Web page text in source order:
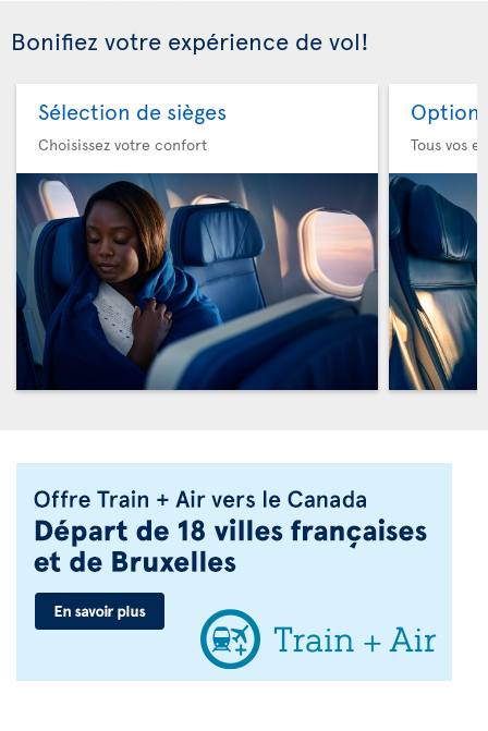
Bonifiez votre expérience de vol!
Sélection de sièges
Choisissez votre confort
Option
Tous vos